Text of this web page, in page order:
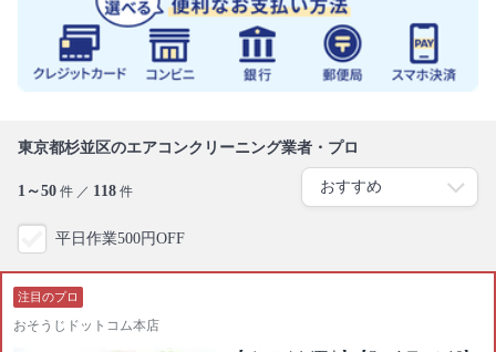
東京都杉並区のエアコンクリーニング業者・プロ
1～50 件 ／ 118 件
平日作業500円OFF
注目のプロ
おそうじドットコム本店